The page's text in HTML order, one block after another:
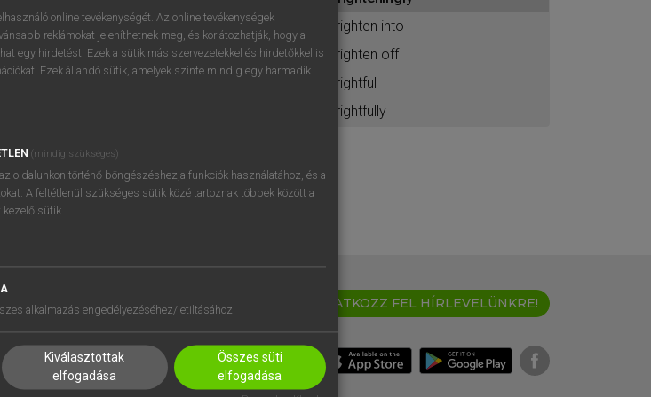
próbaverziójának elindításához
regisztrálok ésbelépek.
REGISZTRÁCIÓ
frighten into
frighten off
frightful
frightfully
BEÁLLÍTÁSOK
IRATKOZZ FEL HÍRLEVELÜNKRE!
online tevékenységét. Az online tevékenységek
reklámokat jeleníthetnek meg, és korlátozhatják, hogy a
egy hirdetést. Ezek a sütik más szervezetekkel és hirdetőkkel is
Ezek állandó sütik, amelyek szinte mindig egy harmadik
(mindig szükséges)
oldalunkon történő böngészéshez,a funkciók használatához, és a
A feltétlenül szükséges sütik közé tartoznak többek között a
sütik.
alkalmazás engedélyezéséhez/letiltásához.
Kiválasztottak
elfogadása
Összes süti
elfogadása